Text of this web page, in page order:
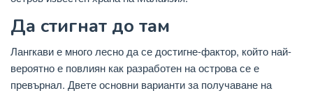
Да стигнат до там
Лангкави е много лесно да се достигне-фактор, който най-
вероятно е повлиян как разработен на острова се е
превърнал. Двете основни варианти за получаване на